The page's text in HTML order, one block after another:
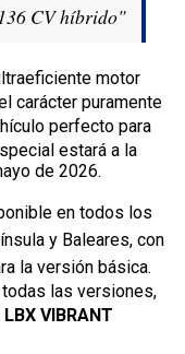
CV híbrido"
motor
carácter puramente
perfecto para
estará a la
de 2026.
en todos los
y Baleares, con
la versión básica.
las versiones,
LBX VIBRANT